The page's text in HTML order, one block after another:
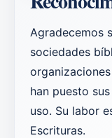
Agradecemos
sociedades
han puesto
uso. Su labor
Escrituras.